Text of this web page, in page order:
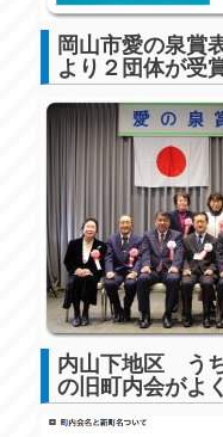
岡山市愛の泉
より２団体が
内山下地区 う
の旧町内会がよ